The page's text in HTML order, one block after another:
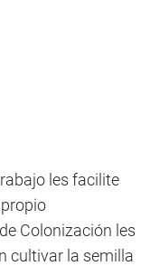
les facilite
Colonización les
cultivar la semilla